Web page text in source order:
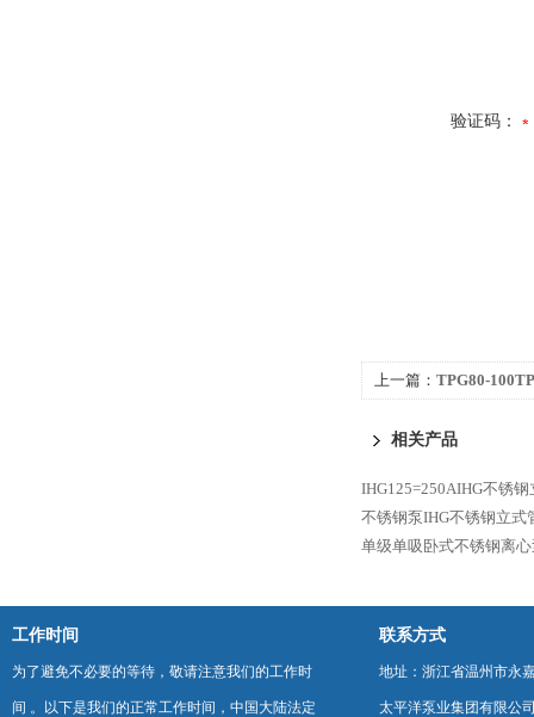
验证码：
上一篇： TPG80-
相关产品
IHG125=250AIHG不锈
不锈钢泵IHG不锈钢立式
单级单吸卧式不锈钢离
工作时间
为了避免不必要的等待，敬请注意我们的工作时
间 。以下是我们的正常工作时间，中国大陆法定
联系方式
地址：浙江省温州市永
太平洋泵业集团有限公